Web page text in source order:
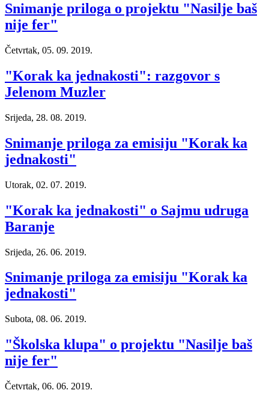
Snimanje priloga o projektu "Nasilje baš
nije fer"
Četvrtak, 05. 09. 2019.
"Korak ka jednakosti": razgovor s
Jelenom Muzler
Srijeda, 28. 08. 2019.
Snimanje priloga za emisiju "Korak ka
jednakosti"
Utorak, 02. 07. 2019.
"Korak ka jednakosti" o Sajmu udruga
Baranje
Srijeda, 26. 06. 2019.
Snimanje priloga za emisiju "Korak ka
jednakosti"
Subota, 08. 06. 2019.
"Školska klupa" o projektu "Nasilje baš
nije fer"
Četvrtak, 06. 06. 2019.